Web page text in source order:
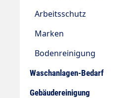
Arbeitsschutz
Marken
Bodenreinigung
Waschanlagen-Bedarf
Gebäudereinigung